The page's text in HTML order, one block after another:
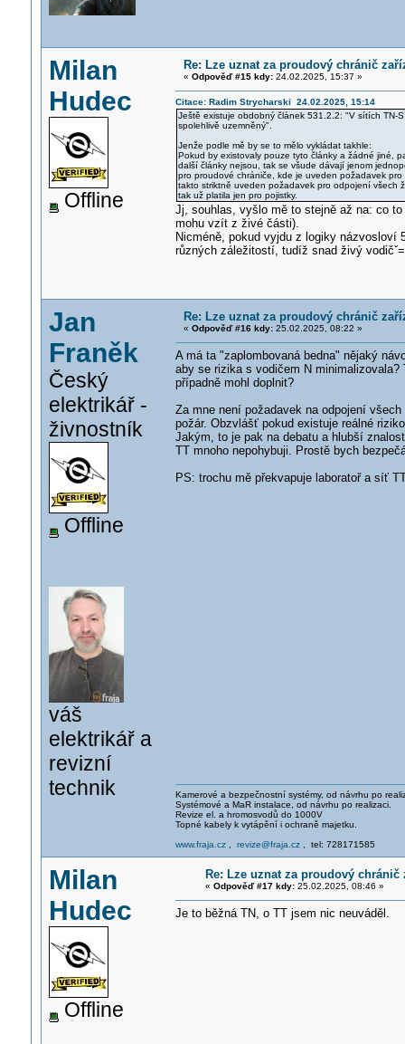
Milan
Hudec
Offline
Re: Lze uznat za proudový chránič
« Odpověď #15 kdy:24.02.2025, 15:37 »
Citace: Radim Strycharski 24.02.2025, 15:14
Ještě existuje obdobný článek 531.2.2: "V sítích TN-
spolehlivě uzemněný".
Jenže podle mě by se to mělo vykládat takhle:
Pokud by existovaly pouze tyto články a žádné jiné,
další články nejsou, tak se všude dávají jenom
pro proudové chrániče, kde je uveden požadavek
takto striktně uveden požadavek pro odpojení všech
tak už platila jen pro pojistky.
Jj, souhlas, vyšlo mě to stejně až na: co
mohu vzít z živé části).
Nicméně, pokud vyjdu z logiky názvosloví
různých záležitostí, tudíž snad živý
Jan
Franěk
Český
elektrikář -
živnostník
Offline
váš
elektrikář a
revizní
technik
Re: Lze uznat za proudový chránič
« Odpověď #16 kdy:25.02.2025, 08:22 »
A má ta "zaplombovaná bedna" nějaký
aby se rizika s vodičem N
případně mohl doplnit?
Za mne není požadavek na odpojení
požár. Obzvlášť pokud existuje reálné
Jakým, to je pak na debatu a hlubší
TT mnoho nepohybuji. Prostě bych
PS: trochu mě překvapuje laboratoř a síť
Kamerové a bezpečnostní systémy, od návrhu po
Systémové a MaR instalace, od návrhu po realizaci.
Revize el. a hromosvodů do 1000V
Topné kabely k vytápění i ochraně majetku.
www.fraja.cz, revize@fraja.cz, tel: 728171585
Milan
Hudec
Offline
Re: Lze uznat za proudový
« Odpověď #17 kdy:25.02.2025, 08:46 »
Je to běžná TN, o TT jsem nic neuváděl.